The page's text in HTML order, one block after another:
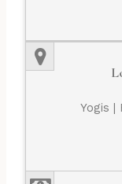
Yogis |